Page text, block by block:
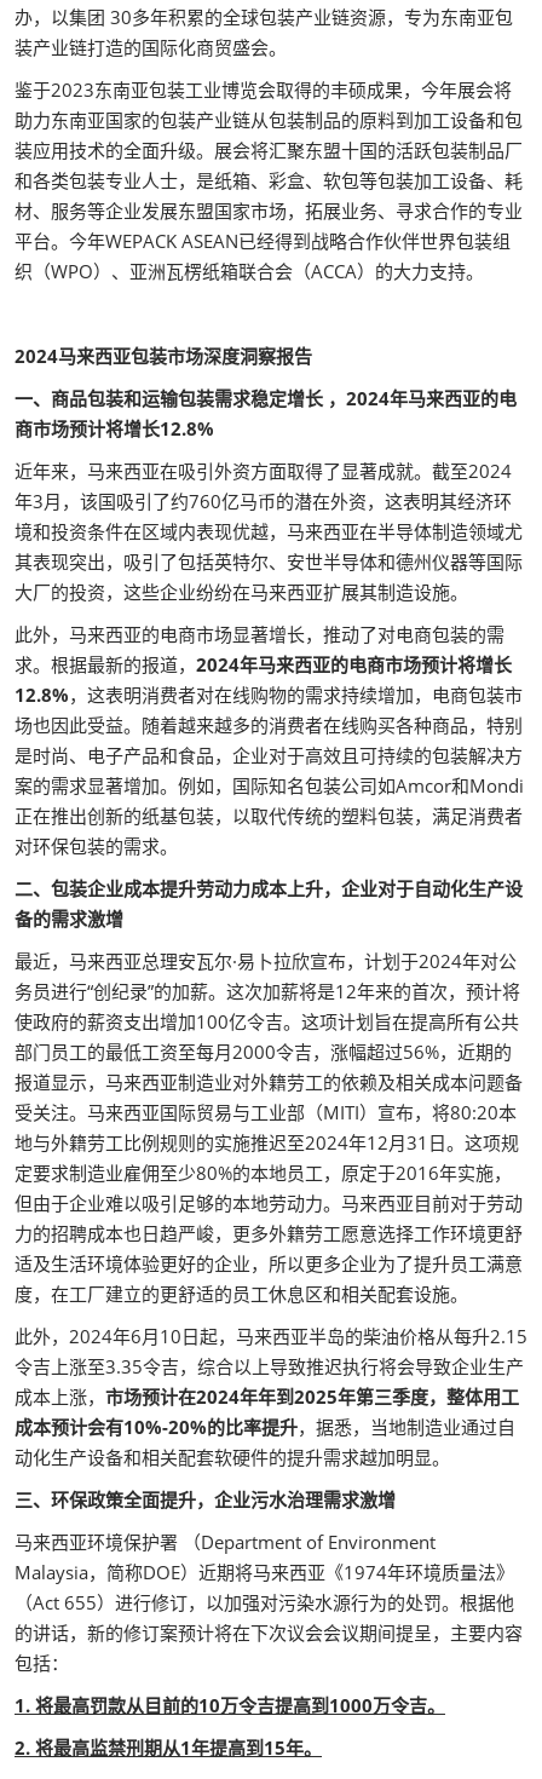
办，以集团 30多年积累的全球包装产业链资源，专为东南亚包
装产业链打造的国际化商贸盛会。
鉴于2023东南亚包装工业博览会取得的丰硕成果，今年展会将
助力东南亚国家的包装产业链从包装制品的原料到加工设备和包
装应用技术的全面升级。展会将汇聚东盟十国的活跃包装制品厂
和各类包装专业人士，是纸箱、彩盒、软包等包装加工设备、耗
材、服务等企业发展东盟国家市场，拓展业务、寻求合作的专业
平台。今年WEPACK ASEAN已经得到战略合作伙伴世界包装组
织（WPO）、亚洲瓦楞纸箱联合会（ACCA）的大力支持。
2024马来西亚包装市场深度洞察报告
一、商品包装和运输包装需求稳定增长 ，2024年马来西亚的电
商市场预计将增长12.8%
近年来，马来西亚在吸引外资方面取得了显著成就。截至2024
年3月，该国吸引了约760亿马币的潜在外资，这表明其经济环
境和投资条件在区域内表现优越，马来西亚在半导体制造领域尤
其表现突出，吸引了包括英特尔、安世半导体和德州仪器等国际
大厂的投资，这些企业纷纷在马来西亚扩展其制造设施。
此外，马来西亚的电商市场显著增长，推动了对电商包装的需
求。根据最新的报道， 2024年马来西亚的电商市场预计将增长
12.8%，这表明消费者对在线购物的需求持续增加，电商包装市
场也因此受益。随着越来越多的消费者在线购买各种商品，特别
是时尚、电子产品和食品，企业对于高效且可持续的包装解决方
案的需求显著增加。例如，国际知名包装公司如Amcor和Mondi
正在推出创新的纸基包装，以取代传统的塑料包装，满足消费者
对环保包装的需求。
二、包装企业成本提升劳动力成本上升，企业对于自动化生产设
备的需求激增
最近，马来西亚总理安瓦尔·易卜拉欣宣布，计划于2024年对公
务员进行“创纪录”的加薪。这次加薪将是12年来的首次，预计将
使政府的薪资支出增加100亿令吉。这项计划旨在提高所有公共
部门员工的最低工资至每月2000令吉，涨幅超过56%，近期的
报道显示，马来西亚制造业对外籍劳工的依赖及相关成本问题备
受关注。马来西亚国际贸易与工业部（MITI）宣布，将80:20本
地与外籍劳工比例规则的实施推迟至2024年12月31日。这项规
定要求制造业雇佣至少80%的本地员工，原定于2016年实施，
但由于企业难以吸引足够的本地劳动力。马来西亚目前对于劳动
力的招聘成本也日趋严峻，更多外籍劳工愿意选择工作环境更舒
适及生活环境体验更好的企业，所以更多企业为了提升员工满意
度，在工厂建立的更舒适的员工休息区和相关配套设施。
此外，2024年6月10日起，马来西亚半岛的柴油价格从每升2.15
令吉上涨至3.35令吉，综合以上导致推迟执行将会导致企业生产
成本上涨， 市场预计在2024年年到2025年第三季度，整体用工
成本预计会有10%-20%的比率提升，据悉，当地制造业通过自
动化生产设备和相关配套软硬件的提升需求越加明显。
三、环保政策全面提升，企业污水治理需求激增
马来西亚环境保护署 （Department of Environment
Malaysia，简称DOE）近期将马来西亚《1974年环境质量法》
（Act 655）进行修订，以加强对污染水源行为的处罚。根据他
的讲话，新的修订案预计将在下次议会会议期间提呈，主要内容
包括：
1. 将最高罚款从目前的10万令吉提高到1000万令吉。
2. 将最高监禁刑期从1年提高到15年。